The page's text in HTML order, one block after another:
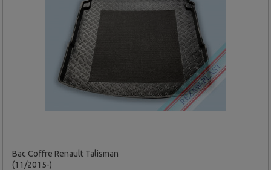
Bac Coffre Renault Talisman
(11/2015-)